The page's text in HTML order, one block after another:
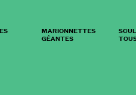
MARIONNETTES
GÉANTES